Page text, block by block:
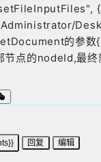
的参
点的nodeId,最终
回复 编辑